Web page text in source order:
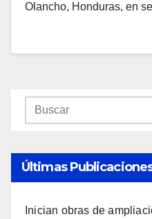
Olancho, Honduras, en
Últimas
Inician obras de